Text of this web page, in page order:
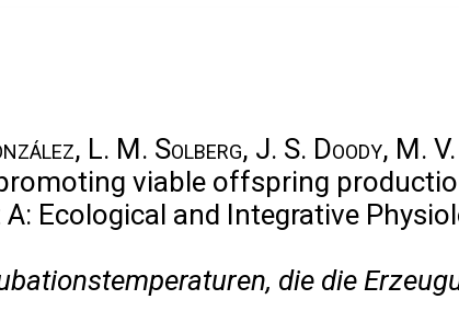
L. M. Solberg, J. S. Doody, M. V.
viable offspring
Ecological and Integrative
die die